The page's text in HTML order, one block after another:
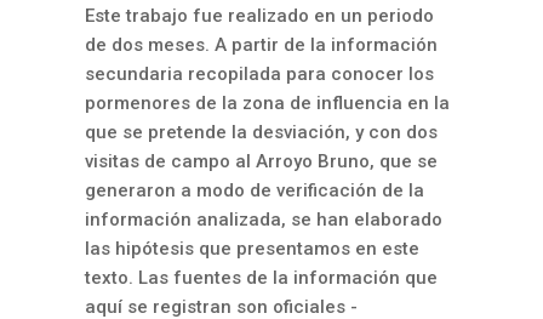
Este trabajo fue realizado en un periodo
de dos meses. A partir de la información
secundaria recopilada para conocer los
pormenores de la zona de influencia en la
que se pretende la desviación, y con dos
visitas de campo al Arroyo Bruno, que se
generaron a modo de verificación de la
información analizada, se han elaborado
las hipótesis que presentamos en este
texto. Las fuentes de la información que
aquí se registran son oficiales -